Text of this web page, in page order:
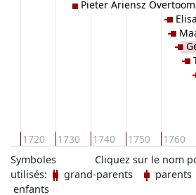
1720 1730 1740 1750 1760
Pieter Ariensz Overtoom
Cliquez sur le nom
Symboles
utilisés:
grand-parents parents
enfants